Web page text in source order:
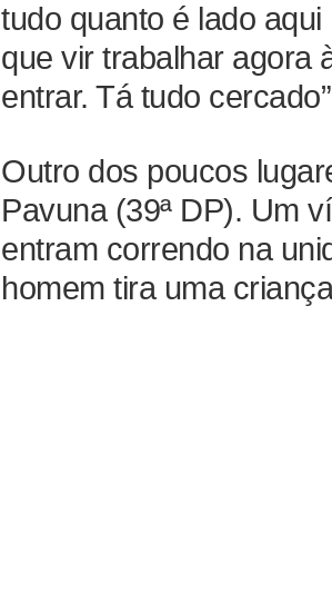
tudo quanto é lado
que vir trabalhar agora
entrar. Tá tudo
Outro dos poucos
Pavuna (39ª DP). Um
entram correndo na
homem tira uma